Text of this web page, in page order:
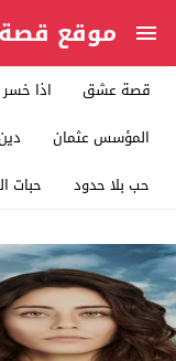
موقع
قصة عشق اذا
المؤسس عثمان
حب بلا حدود
حبات